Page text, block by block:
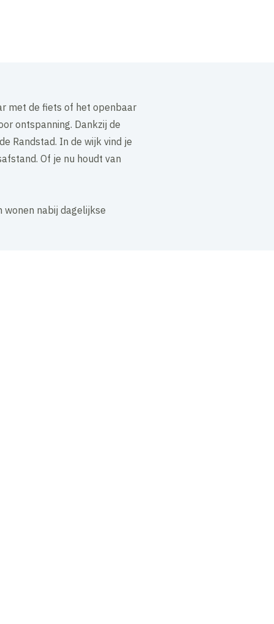
met de fiets of het openbaar
ontspanning. Dankzij de
Randstad. In de wijk vind je
Of je nu houdt van
wonen nabij dagelijkse